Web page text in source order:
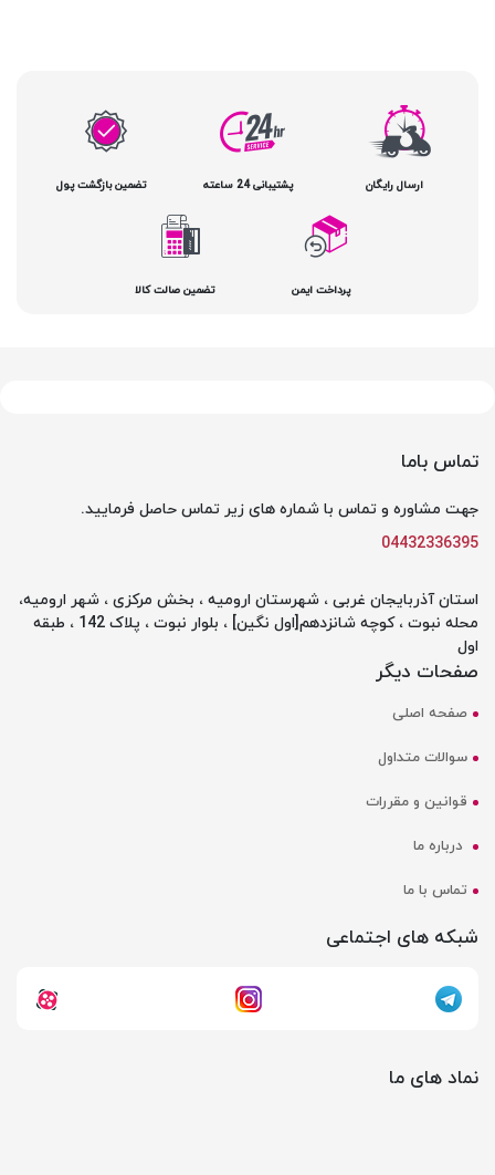
ارسال رایگان پشتیبانی 24 ساعته تضمین بازگشت پول
پرداخت ایمن تضمین صالت کالا
تماس باما
جهت مشاوره و تماس با شماره های زیر تماس حاصل فرمایید.
04432336395
استان آذربایجان غربی ، شهرستان ارومیه ، بخش مرکزی ، شهر ارومیه،
محله نبوت ، کوچه شانزدهم[اول نگین] ، بلوار نبوت ، پلاک 142 ، طبقه
اول
صفحات دیگر
صفحه اصلی
سوالات متداول
قوانین و مقررات
درباره ما
تماس با ما
شبکه های اجتماعی
نماد های ما